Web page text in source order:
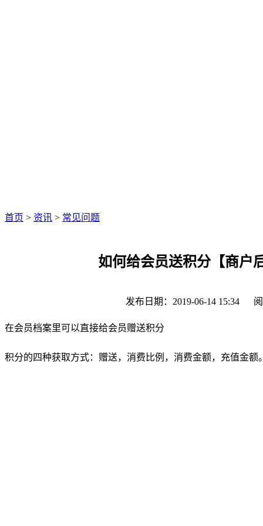
首页 > 资讯 > 常见问题
如何给会员送积分【商户
发布日期：2019-06-14 15:34
在会员档案里可以直接给会员赠送积分
积分的四种获取方式：赠送，消费比例，消费金额，充值金额。